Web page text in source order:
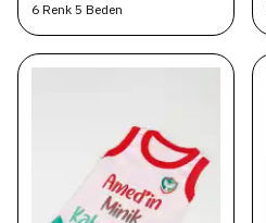
6 Renk 5 Beden